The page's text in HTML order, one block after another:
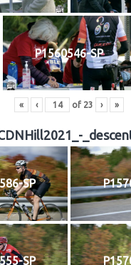
P1560546-SP
« ‹ of 23 › »
SP
SP